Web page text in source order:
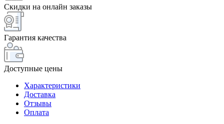
Скидки на онлайн заказы
Гарантия качества
Доступные цены
Характеристики
Доставка
Отзывы
Оплата